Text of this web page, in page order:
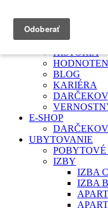
HOTEL TURIEC
PODUJATIA
HISTÓRIA
BLOG
KARIÉRA
E-SHOP
UBYTOVANIE
IZBY
IZBA
IZBA